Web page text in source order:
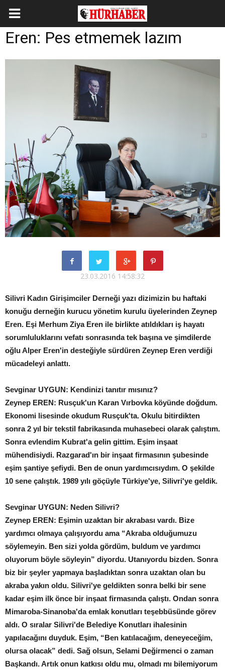
Eren: Pes etmemek lazım
23.03.2016 14:58:32
Silivri Kadın Girişimciler Derneği yazı dizimizin bu haftaki
konuğu derneğin kurucu yönetim kurulu üyelerinden Zeynep
Eren. Eşi Merhum Ziya Eren ile birlikte atıldıkları iş hayatı
sorumluluklarını vefatı sonrasında tek başına ve şimdilerde
oğlu Alper Eren'in desteğiyle sürdüren Zeynep Eren verdiği
mücadeleyi anlattı.
Sevginar UYGUN: Kendinizi tanıtır mısınız?
Zeynep EREN: Rusçuk'un Karan Vırbovka köyünde doğdum.
Ekonomi lisesinde okudum Rusçuk'ta. Okulu bitirdikten
sonra 2 yıl bir tekstil fabrikasında muhasebeci olarak çalıştım.
Sonra evlendim Kubrat'a gelin gittim. Eşim inşaat
mühendisiydi. Razgarad'ın bir inşaat firmasının şubesinde
eşim şantiye şefiydi. Ben de onun yardımcısıydım. O şekilde
10 sene çalıştık. 1989 yılı göçüyle Türkiye'ye, Silivri'ye geldik.
Sevginar UYGUN: Neden Silivri?
Zeynep EREN: Eşimin uzaktan bir akrabası vardı. Bize
yardımcı olmaya çalışıyordu ama “Akraba olduğumuzu
söylemeyin. Ben sizi yolda gördüm, buldum ve yardımcı
oluyorum böyle söyleyin” diyordu. Utanıyordu bizden. Sonra
biz bir şeyler yapmaya başladıktan sonra uzaktan olan bu
akraba yakın oldu. Silivri'ye geldikten sonra belki bir sene
kadar eşim ilk önce bir inşaat firmasında çalıştı. Ondan sonra
Mimaroba-Sinanoba'da emlak konutları teşebbüsünde görev
aldı. O sıralar Silivri'de Belediye Konutları ihalesinin
yapılacağını duyduk. Eşim, “Ben katılacağım, deneyeceğim,
olursa olacak” dedi. Sağ olsun, Selami Değirmenci o zaman
Başkandı. Artık onun katkısı oldu mu, olmadı mı bilemiyorum